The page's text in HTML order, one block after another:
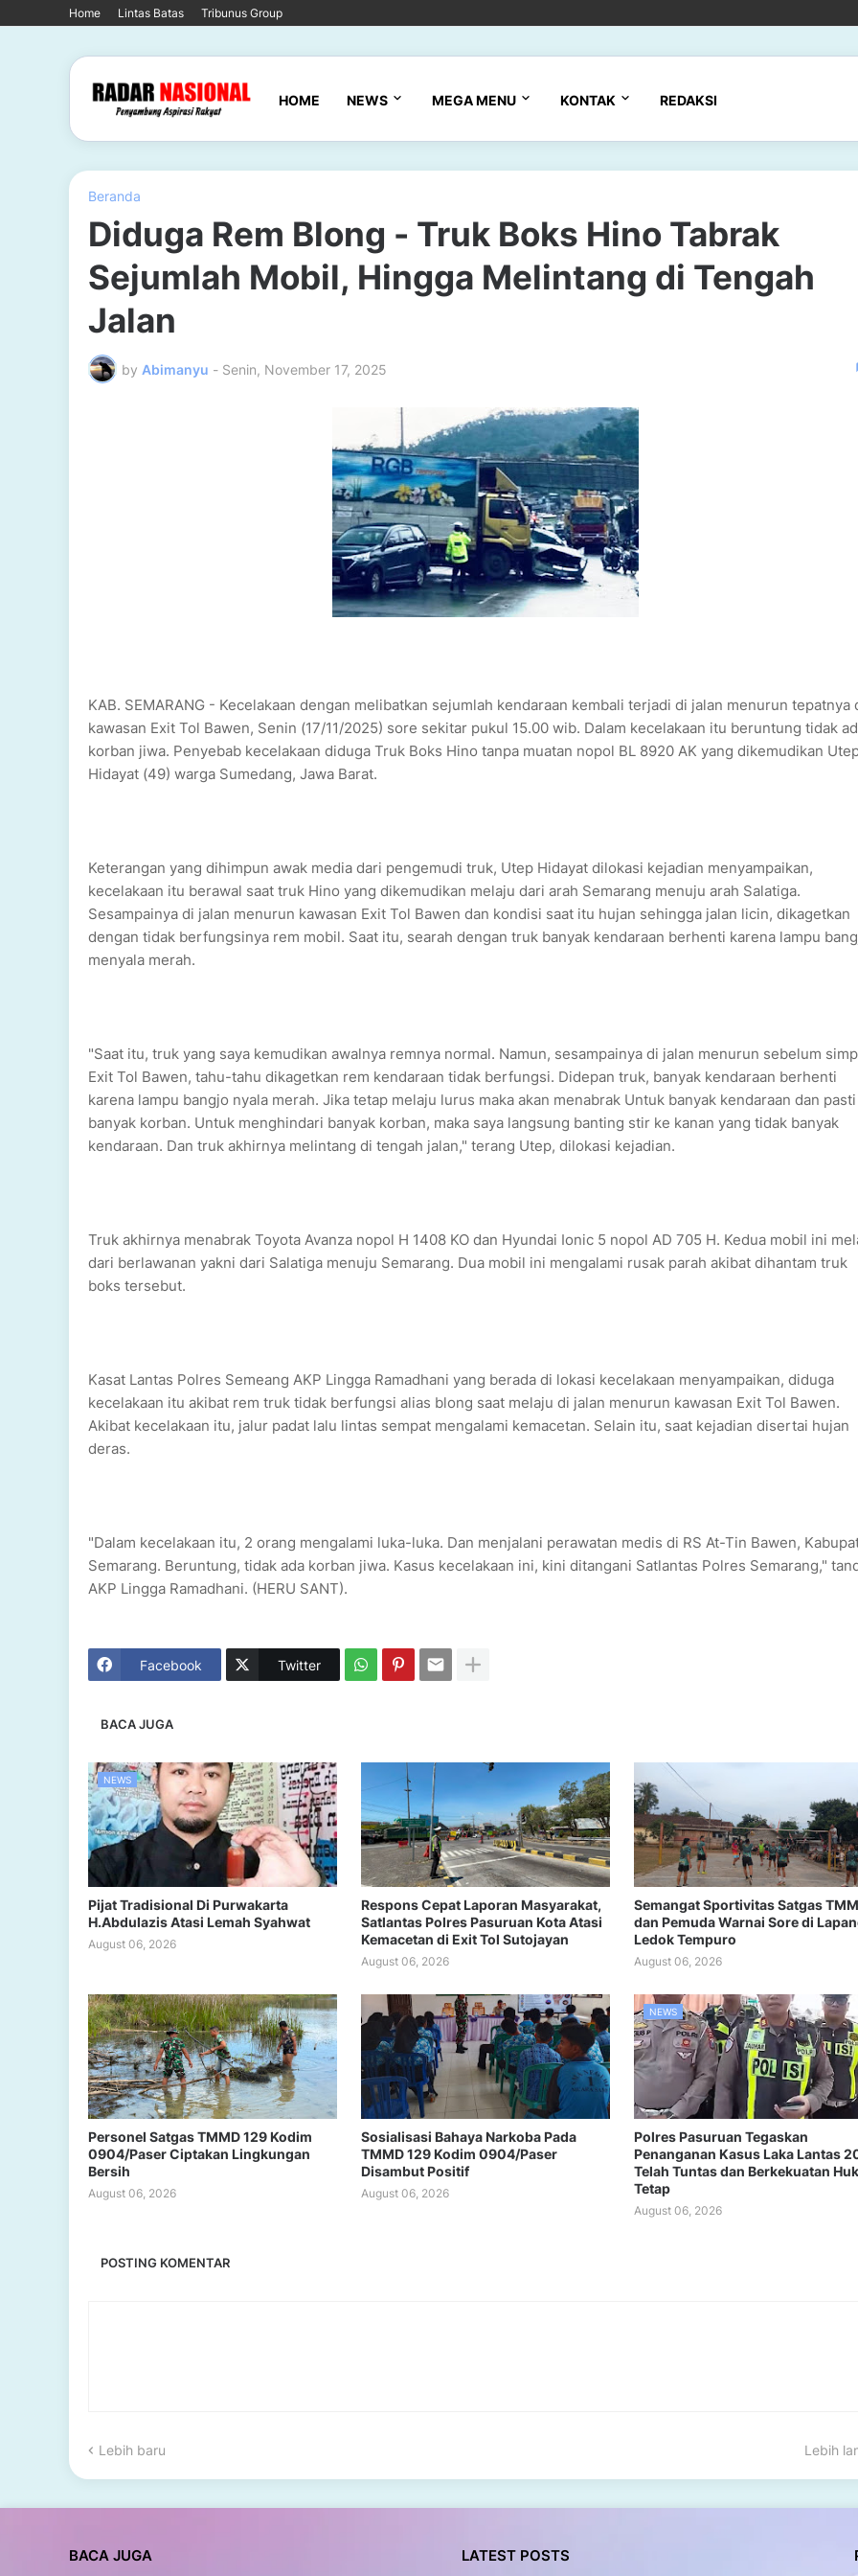
Home Lintas Batas Tribunus Group
HOME NEWS MEGA MENU KONTAK REDAKSI
Beranda
Diduga Rem Blong - Truk Boks Hino Tabrak
Sejumlah Mobil, Hingga Melintang di Tengah
Jalan
by Abimanyu - Senin, November 17, 2025
KAB. SEMARANG - Kecelakaan dengan melibatkan sejumlah kendaraan kembali terjadi di jalan menurun tepatnya
kawasan Exit Tol Bawen, Senin (17/11/2025) sore sekitar pukul 15.00 wib. Dalam kecelakaan itu beruntung tidak
korban jiwa. Penyebab kecelakaan diduga Truk Boks Hino tanpa muatan nopol BL 8920 AK yang dikemudikan
Hidayat (49) warga Sumedang, Jawa Barat.
Keterangan yang dihimpun awak media dari pengemudi truk, Utep Hidayat dilokasi kejadian menyampaikan,
kecelakaan itu berawal saat truk Hino yang dikemudikan melaju dari arah Semarang menuju arah Salatiga.
Sesampainya di jalan menurun kawasan Exit Tol Bawen dan kondisi saat itu hujan sehingga jalan licin, dikagetkan
dengan tidak berfungsinya rem mobil. Saat itu, searah dengan truk banyak kendaraan berhenti karena lampu
menyala merah.
"Saat itu, truk yang saya kemudikan awalnya remnya normal. Namun, sesampainya di jalan menurun sebelum
Exit Tol Bawen, tahu-tahu dikagetkan rem kendaraan tidak berfungsi. Didepan truk, banyak kendaraan berhenti
karena lampu bangjo nyala merah. Jika tetap melaju lurus maka akan menabrak Untuk banyak kendaraan dan pasti
banyak korban. Untuk menghindari banyak korban, maka saya langsung banting stir ke kanan yang tidak banyak
kendaraan. Dan truk akhirnya melintang di tengah jalan," terang Utep, dilokasi kejadian.
Truk akhirnya menabrak Toyota Avanza nopol H 1408 KO dan Hyundai Ionic 5 nopol AD 705 H. Kedua mobil ini
dari berlawanan yakni dari Salatiga menuju Semarang. Dua mobil ini mengalami rusak parah akibat dihantam truk
boks tersebut.
Kasat Lantas Polres Semeang AKP Lingga Ramadhani yang berada di lokasi kecelakaan menyampaikan, diduga
kecelakaan itu akibat rem truk tidak berfungsi alias blong saat melaju di jalan menurun kawasan Exit Tol Bawen.
Akibat kecelakaan itu, jalur padat lalu lintas sempat mengalami kemacetan. Selain itu, saat kejadian disertai hujan
deras.
"Dalam kecelakaan itu, 2 orang mengalami luka-luka. Dan menjalani perawatan medis di RS At-Tin Bawen,
Semarang. Beruntung, tidak ada korban jiwa. Kasus kecelakaan ini, kini ditangani Satlantas Polres Semarang,"
AKP Lingga Ramadhani. (HERU SANT).
Facebook Twitter
BACA JUGA
NEWS
Pijat Tradisional Di Purwakarta
H.Abdulazis Atasi Lemah Syahwat
August 06, 2026
Respons Cepat Laporan Masyarakat,
Satlantas Polres Pasuruan Kota Atasi
Kemacetan di Exit Tol Sutojayan
August 06, 2026
Semangat Sportivitas Satgas
dan Pemuda Warnai Sore di
Ledok Tempuro
August 06, 2026
Personel Satgas TMMD 129 Kodim
0904/Paser Ciptakan Lingkungan
Bersih
August 06, 2026
Sosialisasi Bahaya Narkoba Pada
TMMD 129 Kodim 0904/Paser
Disambut Positif
August 06, 2026
NEWS
Polres Pasuruan Tegaskan
Penanganan Kasus Laka Lantas
Telah Tuntas dan Berkekuatan
Tetap
August 06, 2026
POSTING KOMENTAR
Lebih baru Lebih
BACA JUGA LATEST POSTS